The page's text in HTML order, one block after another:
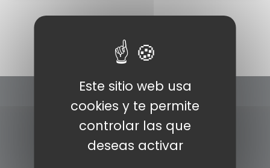
Este sitio web usa
cookies y te permite
controlar las que
deseas activar